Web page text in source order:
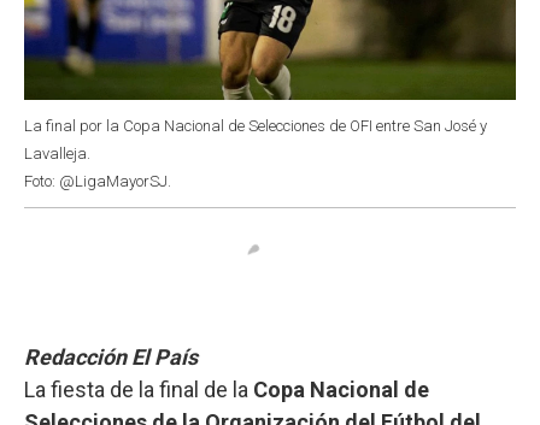
La final por la Copa Nacional de Selecciones de OFI entre San José y
Lavalleja.
Foto: @LigaMayorSJ.
Redacción El País
La fiesta de la final de la Copa Nacional de